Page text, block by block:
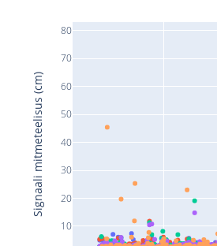
10
20
30
40
50
60
70
80
Signaali mitmeteelisus (cm)